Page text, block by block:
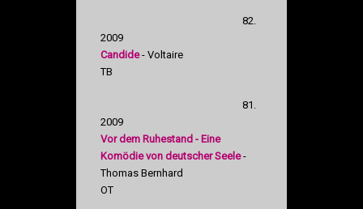
82.
2009
Candide- Voltaire
TB
81.
2009
Vor dem Ruhestand - Eine
Komödie von deutscher Seele-
Thomas Bernhard
OT